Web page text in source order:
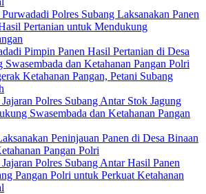
Polres Subang Laksanakan Panen
Pertanian untuk Mendukung
Pimpin Panen Hasil Pertanian di Desa
dan Ketahanan Pangan Polri
Ketahanan Pangan, Petani Subang
Polres Subang Antar Stok Jagung
Swasembada dan Ketahanan Pangan
Peninjauan Panen di Desa Binaan
Pangan Polri
Polres Subang Antar Hasil Panen
Pangan Polri untuk Perkuat Ketahanan